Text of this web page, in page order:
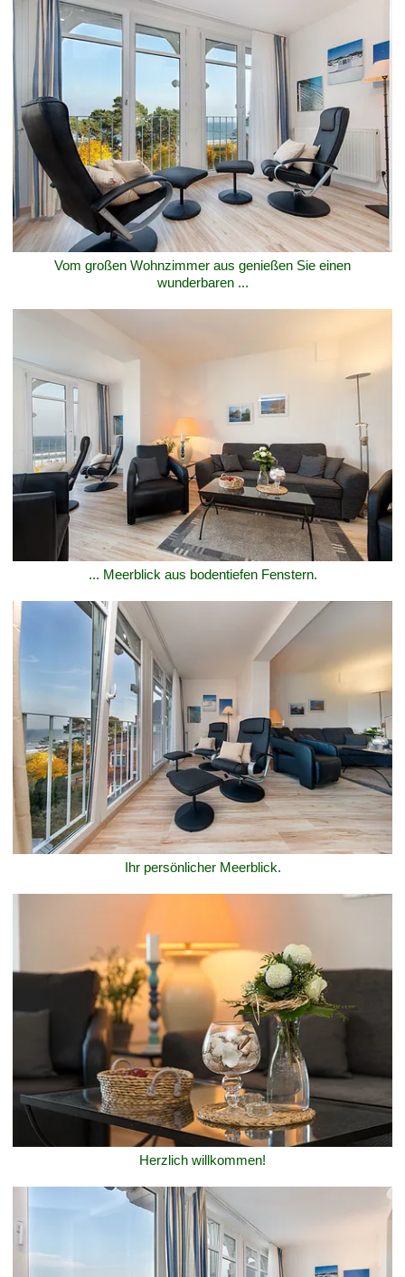
Vom großen Wohnzimmer aus genießen Sie einen
wunderbaren ...
... Meerblick aus bodentiefen Fenstern.
Ihr persönlicher Meerblick.
Herzlich willkommen!